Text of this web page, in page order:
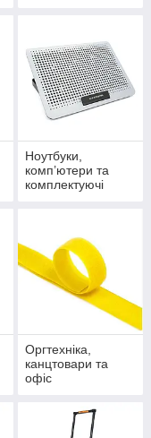
Ноутбуки,
комп’ютери та
комплектуючі
Оргтехніка,
канцтовари та
офіс